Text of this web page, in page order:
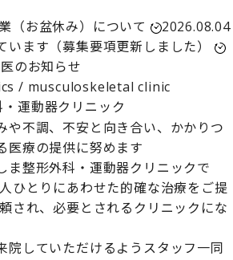
（お盆休み）について
2026.08.04
ます（募集要項更新しました）
のお知らせ
/ musculoskeletal clinic
運動器クリニック
不調、不安と向き合い、 かかりつ
医療の提供に努めます
ま整形外科・運動器クリニックで
ひとりにあわせた的確な治療をご提
され、必要とされるクリニックにな
院していただけるようスタッフ一同